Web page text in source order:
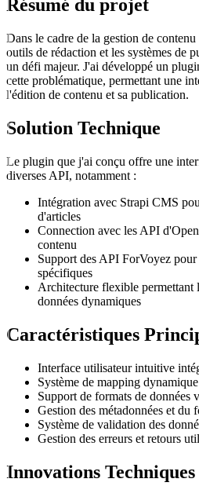
Résumé du projet
Dans le cadre de la gestion de
outils de rédaction et les systèmes de
un défi majeur. J'ai développé un
cette problématique, permettant une
l'édition de contenu et sa publication.
Solution Technique
Le plugin que j'ai conçu offre une
diverses API, notamment :
Intégration avec Strapi CMS
d'articles
Connection avec les API
contenu
Support des API ForVoyez
spécifiques
Architecture flexible permettant
données dynamiques
Caractéristiques
Interface utilisateur intuitive
Système de mapping
Support de formats de données
Gestion des métadonnées et du
Système de validation des
Gestion des erreurs et retours
Innovations Techniques